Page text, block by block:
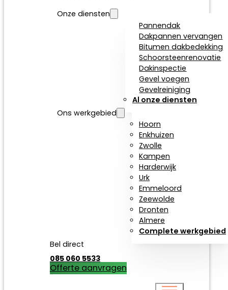
Onze diensten
Pannendak
Dakpannen vervangen
Bitumen dakbedekking
Schoorsteenrenovatie
Dakinspectie
Gevel voegen
Gevelreiniging
Al onze diensten
Ons werkgebied
Hoorn
Enkhuizen
Zwolle
Kampen
Harderwijk
Urk
Emmeloord
Zeewolde
Dronten
Almere
Complete werkgebied
Bel direct
085 060 5533
Offerte aanvragen